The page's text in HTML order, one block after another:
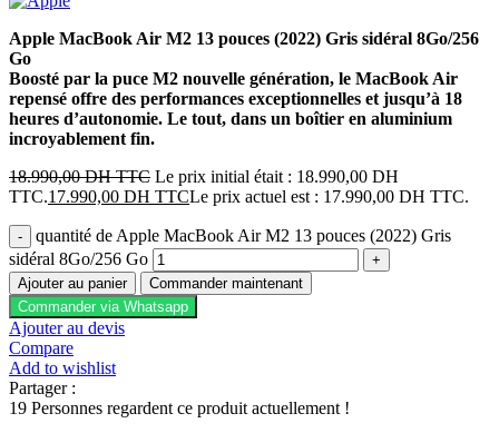
Apple MacBook Air M2 13 pouces (2022) Gris sidéral 8Go/256
Go
Boosté par la puce M2 nouvelle génération, le MacBook Air
repensé offre des performances exceptionnelles et jusqu’à 18
heures d’autonomie. Le tout, dans un boîtier en aluminium
incroyablement fin.
18.990,00DH TTC Le prix initial était : 18.990,00 DH
TTC.17.990,00 DH TTCLe prix actuel est : 17.990,00 DH TTC.
quantité de Apple MacBook Air M2 13 pouces (2022) Gris
sidéral 8Go/256 Go
Ajouter au panier
Commander maintenant
Commander via Whatsapp
Ajouter au devis
Compare
Add to wishlist
Partager :
19 Personnes regardent ce produit actuellement !